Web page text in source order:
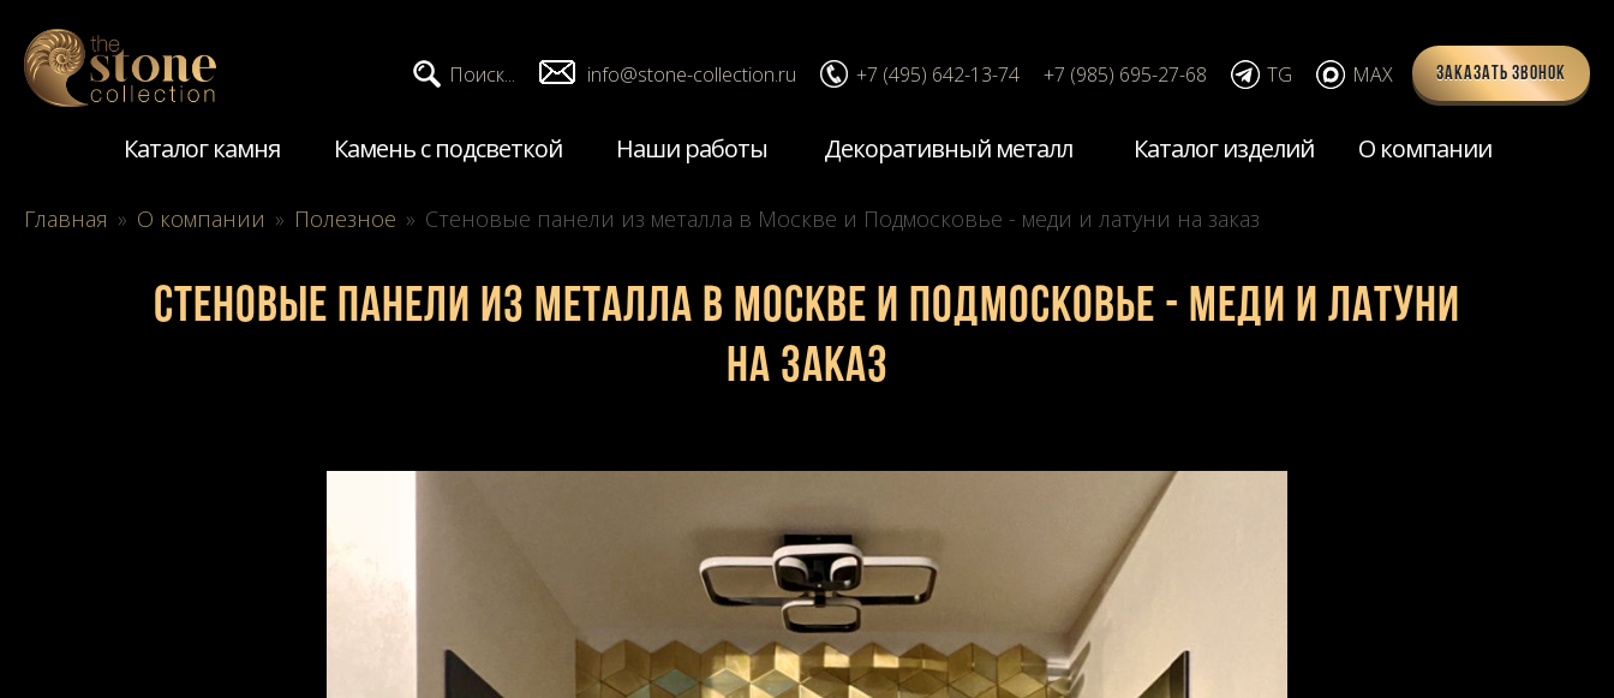
Заказать звонок
Поиск... info@stone-collection.ru +7 (495) 642-13-74 +7 (985) 695-27-68 TG MAX
Каталог камня Камень с подсветкой Наши работы Декоративный металл Каталог изделий О компании
Главная » О компании » Полезное » Стеновые панели из металла в Москве и Подмосковье - меди и латуни на заказ
Стеновые панели из металла в Москве и Подмосковье - меди и латуни
на заказ